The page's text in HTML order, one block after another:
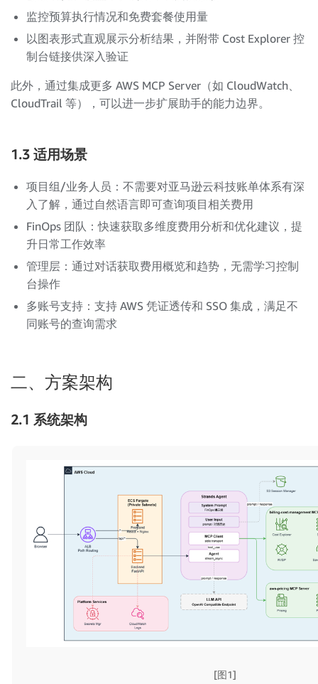
监控预算执行情况和免费套餐使用量
以图表形式直观展示分析结果，并附带 Cost Explorer 控
制台链接供深入验证
此外，通过集成更多 AWS MCP Server（如 CloudWatch、
CloudTrail 等），可以进一步扩展助手的能力边界。
1.3 适用场景
项目组/业务人员：不需要对亚马逊云科技账单体系有深
入了解，通过自然语言即可查询项目相关费用
FinOps 团队：快速获取多维度费用分析和优化建议，提
升日常工作效率
管理层：通过对话获取费用概览和趋势，无需学习控制
台操作
多账号支持：支持 AWS 凭证透传和 SSO 集成，满足不
同账号的查询需求
二、方案架构
2.1 系统架构
[图1]